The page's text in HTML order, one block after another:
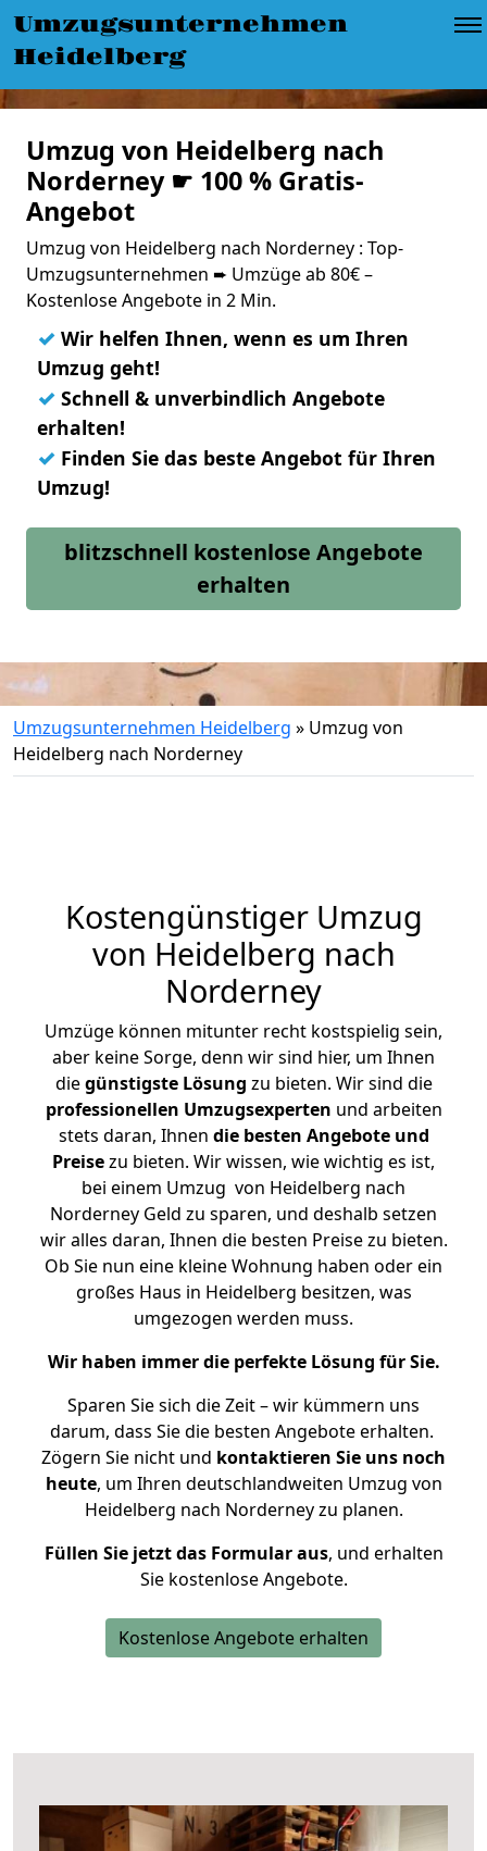
Umzugsunternehmen
Heidelberg
Umzug von Heidelberg nach
Norderney ☛ 100 % Gratis-
Angebot
Umzug von Heidelberg nach Norderney : Top-
Umzugsunternehmen ➨ Umzüge ab 80€ –
Kostenlose Angebote in 2 Min.
✓ Wir helfen Ihnen, wenn es um Ihren
Umzug geht!
✓ Schnell & unverbindlich Angebote
erhalten!
✓ Finden Sie das beste Angebot für Ihren
Umzug!
blitzschnell kostenlose Angebote
erhalten
Umzugsunternehmen Heidelberg » Umzug von
Heidelberg nach Norderney
Kostengünstiger Umzug
von Heidelberg nach
Norderney
Umzüge können mitunter recht kostspielig sein,
aber keine Sorge, denn wir sind hier, um Ihnen
diegünstigste Lösung zu bieten. Wir sind die
professionellen Umzugsexperten und arbeiten
stets daran, Ihnen die besten Angebote und
Preisezu bieten. Wir wissen, wie wichtig es ist,
bei einem Umzug von Heidelberg nach
Norderney Geld zu sparen, und deshalb setzen
wir alles daran, Ihnen die besten Preise zu bieten.
Ob Sie nun eine kleine Wohnung haben oder ein
großes Haus in Heidelberg besitzen, was
umgezogen werden muss.
Wir haben immer die perfekte Lösung für Sie.
Sparen Sie sich die Zeit – wir kümmern uns
darum, dass Sie die besten Angebote erhalten.
Zögern Sie nicht und kontaktieren Sie uns noch
heute, um Ihren deutschlandweiten Umzug von
Heidelberg nach Norderney zu planen.
Füllen Sie jetzt das Formular aus, und erhalten
Sie kostenlose Angebote.
Kostenlose Angebote erhalten